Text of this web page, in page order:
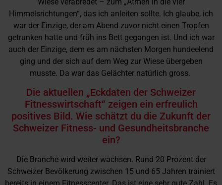
Himmelsrichtungen“, das ich anleiten sollte. Ich glaube, ich
war der Einzige, der am Abend zuvor nicht einen Tropfen
getrunken hatte und früh ins Bett gegangen ist. Und ich war
auch der Einzige, dem es am nächsten Morgen hundeelend
ging und der sich auf dem Weg zur Wiese übergeben
musste. Da war das Gelächter natürlich gross.
Die aktuellen „Eckdaten der Schweizer
Fitnesswirtschaft“ zeigen ein erfreulich
positives Bild. Wie schätzt du die Zukunft der
Schweizer Fitness- und Gesundheitsbranche
ein?
Die Branche wird weiter wachsen. Rund 20 Prozent der
Schweizer Bevölkerung zwischen 15 und 65 Jahren trainiert